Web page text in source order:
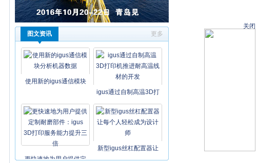
关闭
更多
图文资讯
使用新的igus通信模块
igus通过自制高温3D打
更快速地为用户提供定
新型igus丝杠配置器让